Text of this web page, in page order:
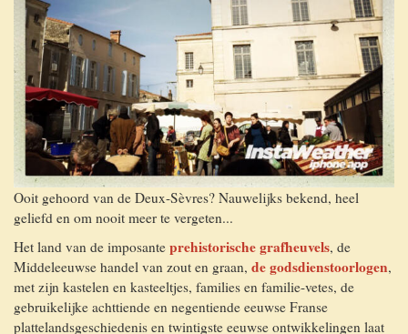
Ooit gehoord van de Deux-Sèvres? Nauwelijks bekend, heel
geliefd en om nooit meer te vergeten...
Het land van de imposante prehistorische grafheuvels, de
Middeleeuwse handel van zout en graan, de godsdienstoorlogen,
met zijn kastelen en kasteeltjes, families en familie-vetes, de
gebruikelijke achttiende en negentiende eeuwse Franse
plattelandsgeschiedenis en twintigste eeuwse ontwikkelingen laat